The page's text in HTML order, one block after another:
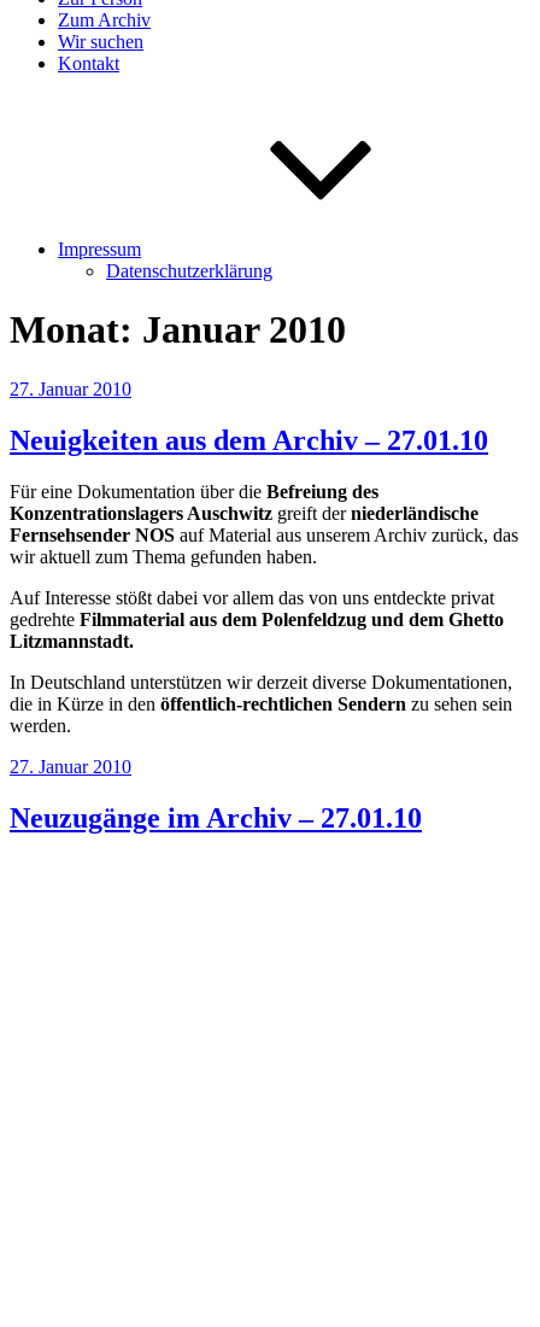
Zum Archiv
Wir suchen
Kontakt
Impressum
Datenschutzerklärung
Monat: Januar 2010
Veröffentlicht
27. Januar 2010
Neuigkeiten aus dem Archiv – 27.01.10
Für eine Dokumentation über die Befreiung des
Konzentrationslagers Auschwitz greift derniederländische
Fernsehsender NOS auf Material aus unserem Archiv zurück, das
wir aktuell zum Thema gefunden haben.
Auf Interesse stößt dabei vor allem das von uns entdeckte privat
gedrehte Filmmaterial aus dem Polenfeldzug und dem Ghetto
Litzmannstadt.
In Deutschland unterstützen wir derzeit diverse Dokumentationen,
die in Kürze in den öffentlich-rechtlichen Sendern zu sehen sein
werden.
Veröffentlicht
27. Januar 2010
Neuzugänge im Archiv – 27.01.10